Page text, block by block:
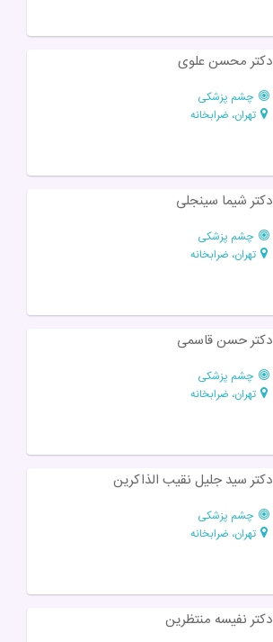
دکتر محسن علوی
چشم پزشکی
تهران، ضرابخانه
دکتر شیما سینجلی
چشم پزشکی
تهران، ضرابخانه
دکتر حسن قاسمی
چشم پزشکی
تهران، ضرابخانه
دکتر سید جلیل نقیب الذاکرین
چشم پزشکی
تهران، ضرابخانه
دکتر نفیسه منتظرین